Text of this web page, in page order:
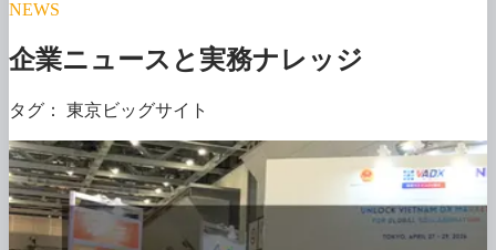
NEWS
企業ニュースと実務ナレッジ
タグ： 東京ビッグサイト